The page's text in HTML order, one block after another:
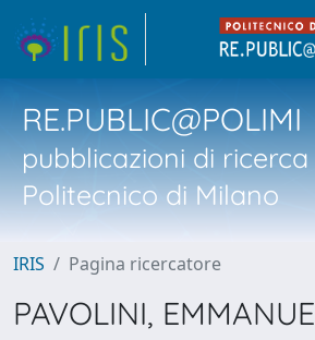
RE.PUBLIC@POLIMI
pubblicazioni di
Politecnico di Milano
IRIS Pagina ricercatore
PAVOLINI,